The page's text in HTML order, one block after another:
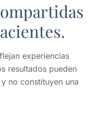
experiencias
resultados pueden
no constituyen una